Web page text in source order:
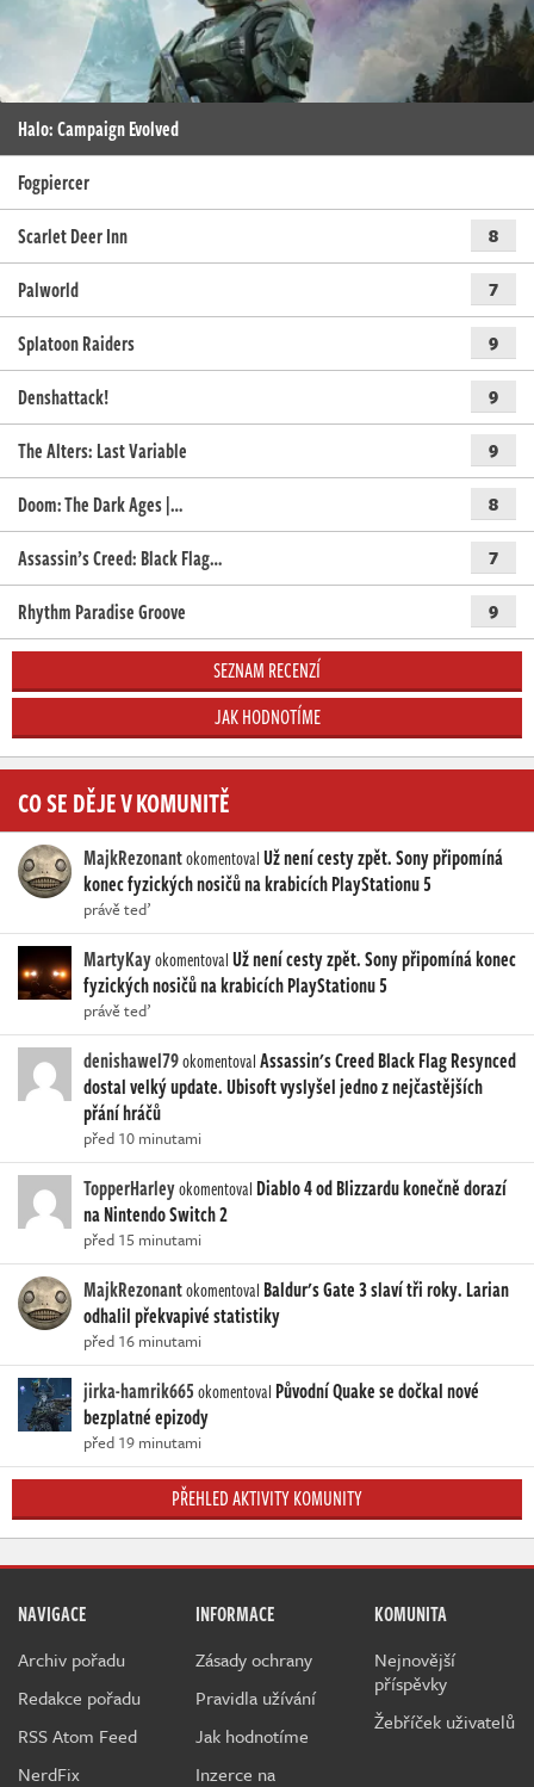
Halo: Campaign Evolved
Fogpiercer
Scarlet Deer Inn
8
Palworld 7
Splatoon Raiders 9
Denshattack! 9
The Alters: Last Variable 9
Doom: The Dark Ages |… 8
Assassin’s Creed: Black Flag… 7
Rhythm Paradise Groove 9
SEZNAM RECENZÍ
JAK HODNOTÍME
CO SE DĚJE V KOMUNITĚ
MajkRezonantokomentovalUž není cesty zpět. Sony připomíná
konec fyzických nosičů na krabicích PlayStationu 5
právě teď
MartyKayokomentovalUž není cesty zpět. Sony připomíná konec
fyzických nosičů na krabicích PlayStationu 5
právě teď
denishawel79okomentovalAssassin's Creed Black Flag Resynced
dostal velký update. Ubisoft vyslyšel jedno z nejčastějších
přání hráčů
před 10 minutami
TopperHarleyokomentoval Diablo 4 od Blizzardu konečně dorazí
na Nintendo Switch 2
před 15 minutami
MajkRezonantokomentoval Baldur's Gate 3 slaví tři roky. Larian
odhalil překvapivé statistiky
před 16 minutami
jirka-hamrik665okomentoval Původní Quake se dočkal nové
bezplatné epizody
před 19 minutami
PŘEHLED AKTIVITY KOMUNITY
NAVIGACE
Archiv pořadu
Redakce pořadu
RSS Atom Feed
NerdFix
INFORMACE
Zásady ochrany
Pravidla užívání
Jak hodnotíme
Inzerce na
KOMUNITA
Nejnovější
příspěvky
Žebříček uživatelů